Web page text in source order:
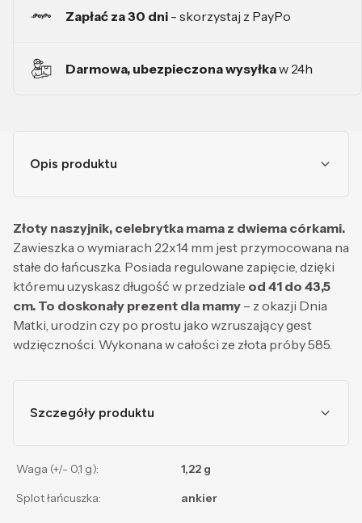
Zapłać za 30 dni - skorzystaj z PayPo
Darmowa, ubezpieczona wysyłkaw 24h
Opis produktu
Złoty naszyjnik, celebrytka mama z dwiema córkami.
Zawieszka o wymiarach 22x14 mm jest przymocowana na
stałe do łańcuszka. Posiada regulowane zapięcie, dzięki
któremu uzyskasz długość w przedziale od 41 do 43,5
cm. To doskonały prezent dla mamy – z okazji Dnia
Matki, urodzin czy po prostu jako wzruszający gest
wdzięczności. Wykonana w całości ze złota próby 585.
Szczegóły produktu
Waga (+/- 0,1 g):
1,22 g
Splot łańcuszka:
ankier